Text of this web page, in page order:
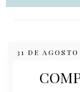
31 DE